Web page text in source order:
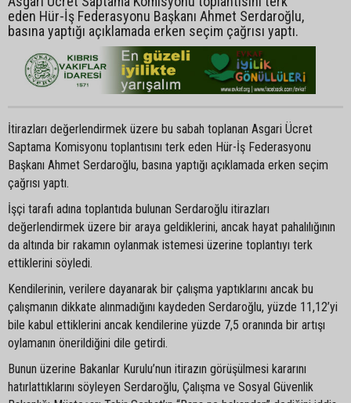
eden Hür-İş Federasyonu Başkanı Ahmet Serdaroğlu,
basına yaptığı açıklamada erken seçim çağrısı yaptı.
İtirazları değerlendirmek üzere bu sabah toplanan Asgari Ücret
Saptama Komisyonu toplantısını terk eden Hür-İş Federasyonu
Başkanı Ahmet Serdaroğlu, basına yaptığı açıklamada erken seçim
çağrısı yaptı.
İşçi tarafı adına toplantıda bulunan Serdaroğlu itirazları
değerlendirmek üzere bir araya geldiklerini, ancak hayat pahalılığının
da altında bir rakamın oylanmak istemesi üzerine toplantıyı terk
ettiklerini söyledi.
Kendilerinin, verilere dayanarak bir çalışma yaptıklarını ancak bu
çalışmanın dikkate alınmadığını kaydeden Serdaroğlu, yüzde 11,12’yi
bile kabul ettiklerini ancak kendilerine yüzde 7,5 oranında bir artışı
oylamanın önerildiğini dile getirdi.
Bunun üzerine Bakanlar Kurulu’nun itirazın görüşülmesi kararını
hatırlattıklarını söyleyen Serdaroğlu, Çalışma ve Sosyal Güvenlik